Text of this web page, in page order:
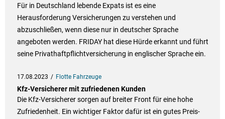
Für in Deutschland lebende Expats ist es eine
Herausforderung Versicherungen zu verstehen und
abzuschließen, wenn diese nur in deutscher Sprache
angeboten werden. FRIDAY hat diese Hürde erkannt und führt
seine Privathaftpflichtversicherung in englischer Sprache ein.
17.08.2023 Flotte Fahrzeuge
Kfz-Versicherer mit zufriedenen Kunden
Die Kfz-Versicherer sorgen auf breiter Front für eine hohe
Zufriedenheit. Ein wichtiger Faktor dafür ist ein gutes Preis-